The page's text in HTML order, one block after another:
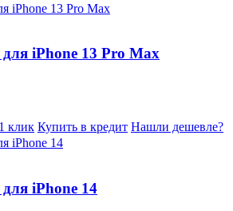
iPhone 13 Pro Max
клик Купить в кредит Нашли дешевле?
iPhone 14